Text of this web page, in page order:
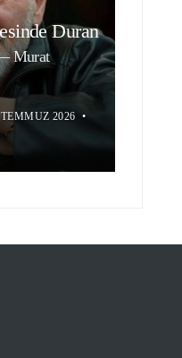
Duran
Murat
2026 •